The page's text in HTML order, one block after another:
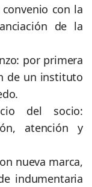
con la
de la
por primera
de un instituto
del socio:
atención y
nueva marca,
indumentaria